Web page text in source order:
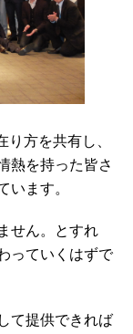
方を共有し、
熱を持った皆さ
います。
せん。とすれ
っていくはずで
て提供できれば